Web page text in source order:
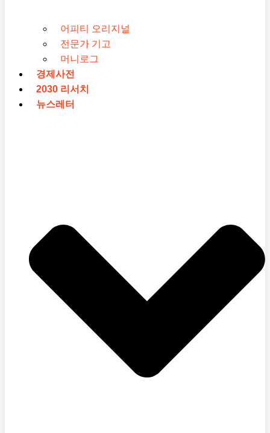
어피티 오리지널
전문가 기고
머니로그
경제사전
2030 리서치
뉴스레터